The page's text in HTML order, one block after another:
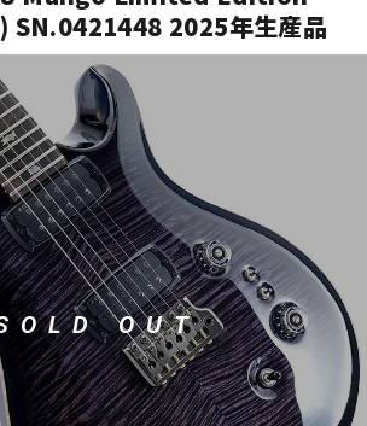
パーカッション
電子ピアノ
その他楽器
2025年生産品
OUT